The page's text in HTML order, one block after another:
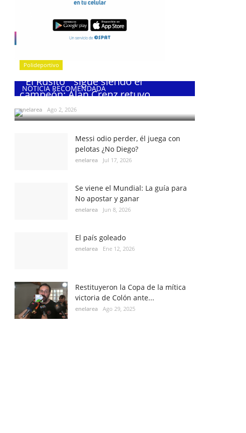
NOTICIA RECOMENDADA
Polideportivo
¨El Rusito¨ sigue siendo el
campeón: Alan Crenz retuvo...
enelarea Ago 2, 2026
Messi odio perder, él juega con
pelotas ¿No Diego?
enelarea Jul 17, 2026
Se viene el Mundial: La guía para
No apostar y ganar
enelarea Jun 8, 2026
El país goleado
enelarea Ene 12, 2026
Restituyeron la Copa de la mítica
victoria de Colón ante...
enelarea Ago 29, 2025